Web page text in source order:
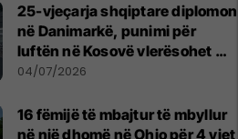
25-vjeçarja shqiptare diplomon
në Danimarkë, punimi për
luftën në Kosovë vlerësohet me
notën më të lartë
04/07/2026
16 fëmijë të mbajtur të mbyllur
në një dhomë në Ohio për 4 vjet